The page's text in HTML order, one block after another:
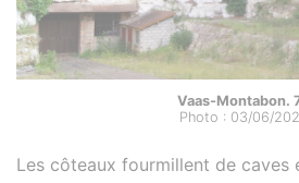
Vaas-Montabon.
Photo : 03/06/
Les côteaux fourmillent de caves